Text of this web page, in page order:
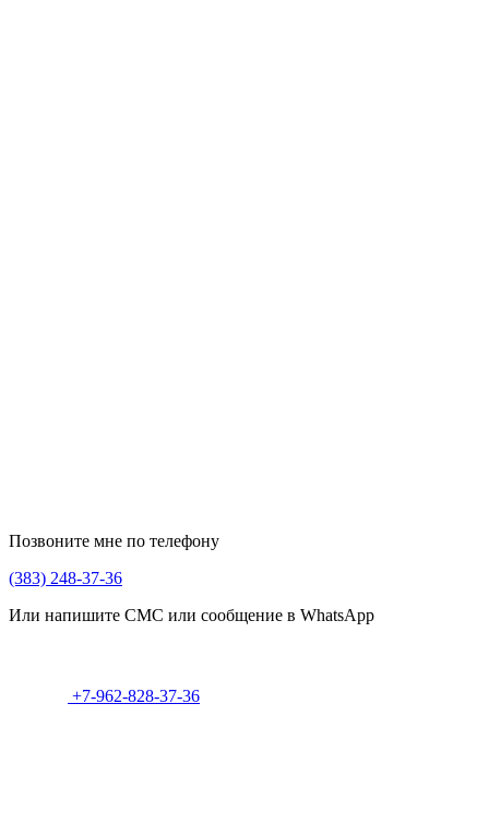
Позвоните мне по телефону
(383) 248-37-36
Или напишите СМС или сообщение в WhatsApp
+7-962-828-37-36